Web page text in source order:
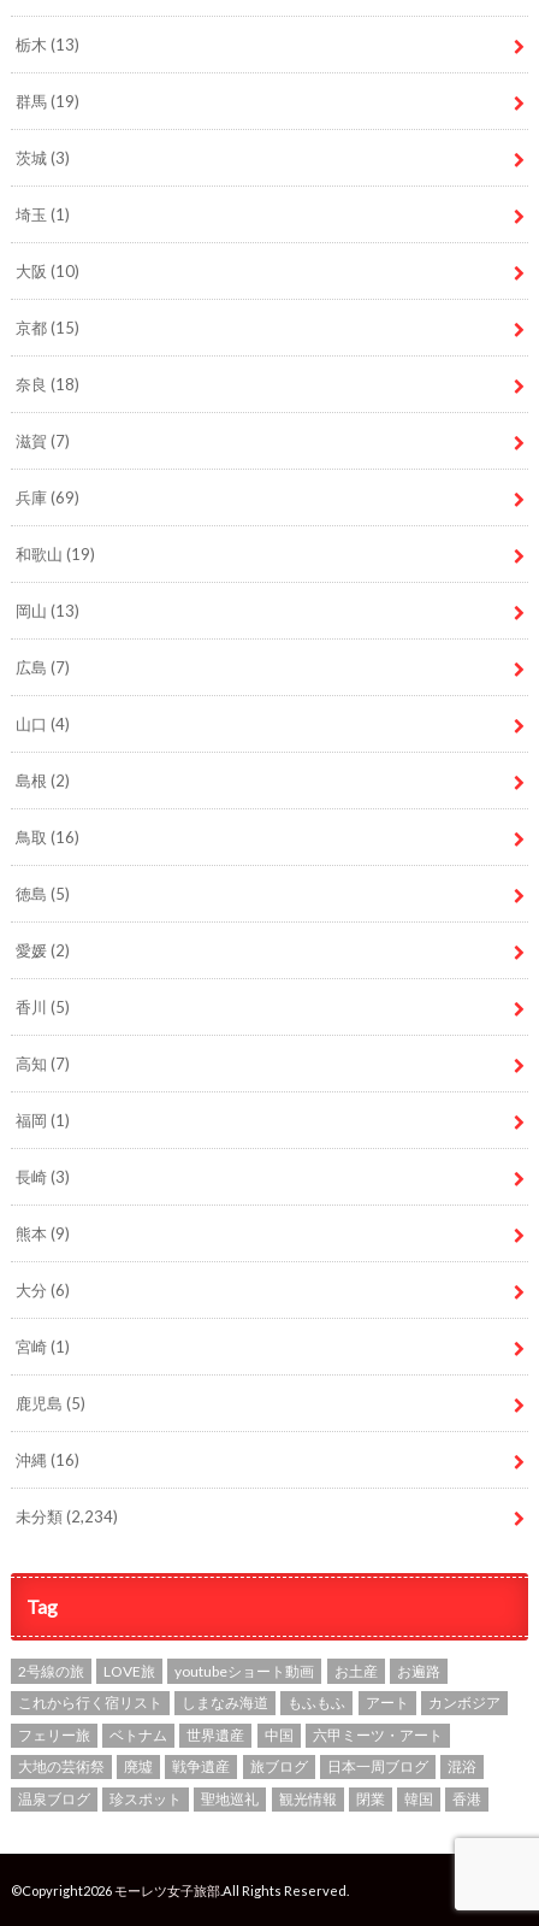
栃木 (13)
群馬(19)
茨城(3)
埼玉 (1)
大阪 (10)
京都(15)
奈良 (18)
滋賀 (7)
兵庫(69)
和歌山 (19)
岡山 (13)
広島 (7)
山口 (4)
島根 (2)
鳥取 (16)
徳島 (5)
愛媛(2)
香川 (5)
高知 (7)
福岡 (1)
長崎(3)
熊本 (9)
大分 (6)
宮崎(1)
鹿児島 (5)
沖縄 (16)
未分類(2,234)
Tag
2号線の旅 LOVE旅 youtubeショート動画 お土産
お遍路
これから行く宿リスト
しまなみ海道 もふもふ アート
カンボジア
フェリー旅
ベトナム 世界遺産 中国
六甲ミーツ・アート
大地の芸術祭
廃墟 戦争遺産 旅ブログ 日本一周ブログ
混浴
温泉ブログ
珍スポット 聖地巡礼 観光情報 閉業 韓国 香港
©Copyright2026モーレツ女子旅部.All Rights Reserved.